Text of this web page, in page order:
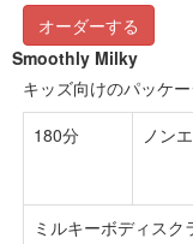
オーダーする
Smoothly Milky
キッズ向けのパッケ
180分
ノン
ミルキーボディスク